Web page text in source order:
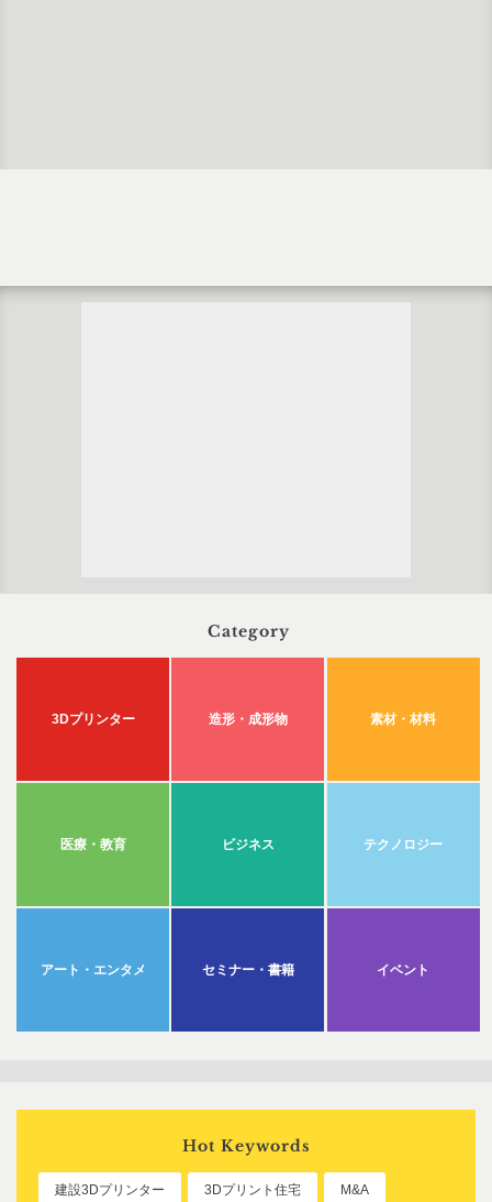
Category
3Dプリンター 造形・成形物 素材・材料
医療・教育 ビジネス テクノロジー
アート・エンタメ セミナー・書籍 イベント
Hot Keywords
建設3Dプリンター 3Dプリント住宅 M&A